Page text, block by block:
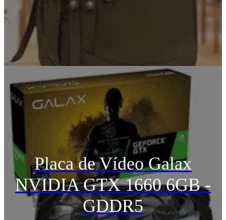
Placa de Vídeo Galax
NVIDIA GTX 1660 6GB -
GDDR5